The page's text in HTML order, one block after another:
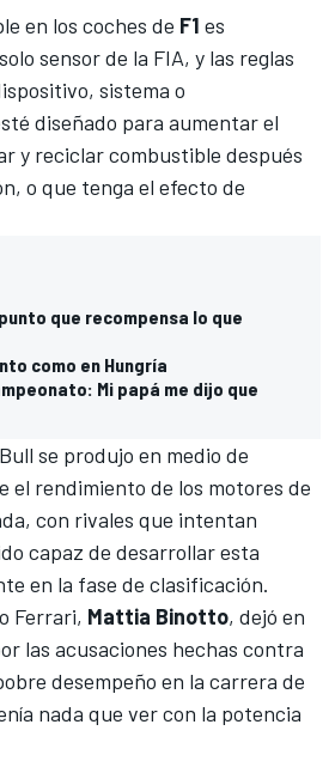
en los coches de F1 es
sensor de la FIA, y las reglas
sistema o
diseñado para aumentar el
y reciclar combustible después
o que tenga el efecto de
que recompensa lo que
como en Hungría
Mi papá me dijo que
se produjo en medio de
el rendimiento de los motores de
con rivales que intentan
capaz de desarrollar esta
en la fase de clasificación.
Ferrari, Mattia Binotto, dejó en
las acusaciones hechas contra
desempeño en la carrera de
nada que ver con la potencia